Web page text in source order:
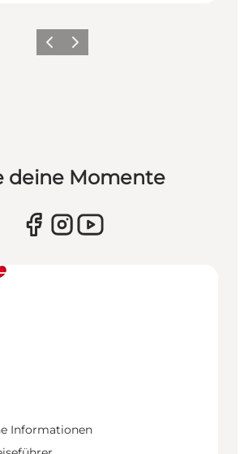
ZurückWeiter
deine Momente
Informationen